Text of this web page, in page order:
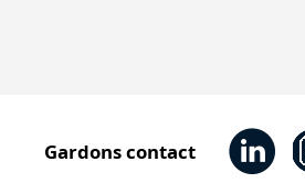
Gardons contact